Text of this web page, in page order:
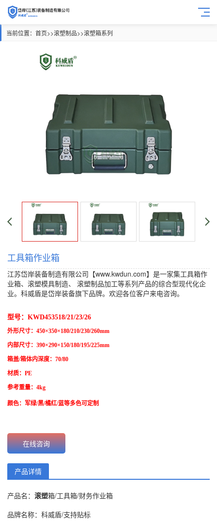
当前位置： 首页>>滚塑制品>>滚塑箱系列
工具箱作业箱
江苏岱岸装备制造有限公司【www.kwdun.com】是一家集工具箱作
业箱、 滚塑模具制造、 滚塑制品加工等系列产品的综合型现代化企
业。科威盾是岱岸装备旗下品牌。欢迎各位客户来电咨询。
型号：KWD453518/21/23/26
外形尺寸：450×350×180/210/230/260mm
内部尺寸：390×290×150/180/195/225mm
箱盖/箱体内深度：70/80
材质：PE
参考重量：4kg
颜色：军绿/黑/橘红/蓝等多色可定制
在线咨询
产品详情
产品名： 滚塑箱/工具箱/财务作业箱
品牌名称：科威盾/支持贴标